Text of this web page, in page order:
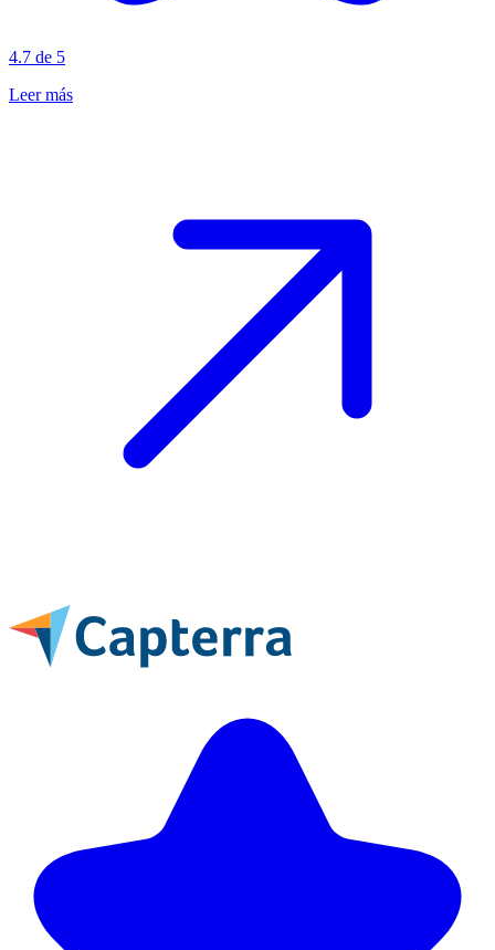
4.7 de 5
Leer más